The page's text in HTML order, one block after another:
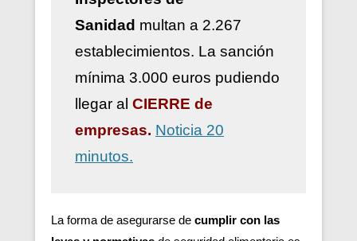
Sanidad multan a 2.267
establecimientos. La sanción
mínima 3.000 euros pudiendo
llegar al CIERRE de
empresas. Noticia 20
minutos.
La forma de asegurarse de cumplir con las